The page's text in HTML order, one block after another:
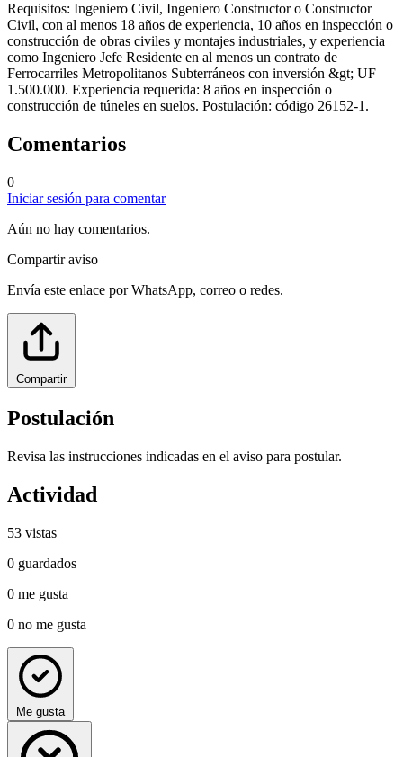
Requisitos: Ingeniero Civil, Ingeniero Constructor o Constructor
Civil, con al menos 18 años de experiencia, 10 años en inspección o
construcción de obras civiles y montajes industriales, y experiencia
como Ingeniero Jefe Residente en al menos un contrato de
Ferrocarriles Metropolitanos Subterráneos con inversión &gt; UF
1.500.000. Experiencia requerida: 8 años en inspección o
construcción de túneles en suelos. Postulación: código 26152-1.
Comentarios
0
Iniciar sesión para comentar
Aún no hay comentarios.
Compartir aviso
Envía este enlace por WhatsApp, correo o redes.
Compartir
Postulación
Revisa las instrucciones indicadas en el aviso para postular.
Actividad
53 vistas
0 guardados
0 me gusta
0 no me gusta
Me gusta